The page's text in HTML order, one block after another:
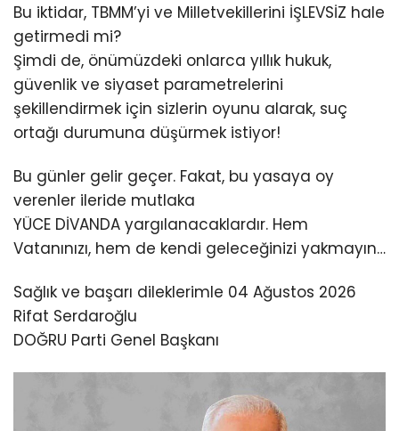
Bu iktidar, TBMM’yi ve Milletvekillerini İŞLEVSİZ hale
getirmedi mi?
Şimdi de, önümüzdeki onlarca yıllık hukuk,
güvenlik ve siyaset parametrelerini
şekillendirmek için sizlerin oyunu alarak, suç
ortağı durumuna düşürmek istiyor!
Bu günler gelir geçer. Fakat, bu yasaya oy
verenler ileride mutlaka
YÜCE DİVANDA yargılanacaklardır. Hem
Vatanınızı, hem de kendi geleceğinizi yakmayın…
Sağlık ve başarı dileklerimle 04 Ağustos 2026
Rifat Serdaroğlu
DOĞRU Parti Genel Başkanı